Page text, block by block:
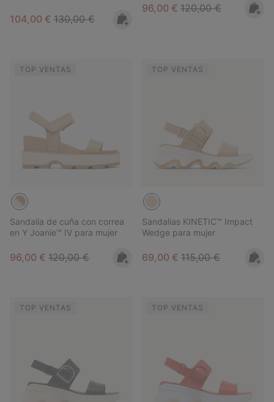
Sale price:
104,00 € Regular price:
130,00 €
Sale price:
96,00 € Regular price:
120,00 €
TOP VENTAS
Sandalia de cuña con correa
en Y Joanie™ IV para mujer
Sale price:
96,00 € Regular price:
120,00 €
TOP VENTAS
Sandalias KINETIC™ Impact
Wedge para mujer
Sale price:
69,00 € Regular price:
115,00 €
TOP VENTAS TOP VENTAS